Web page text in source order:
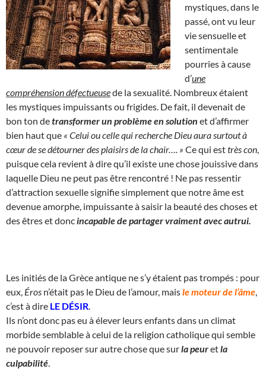
mystiques, dans le
passé, ont vu leur
vie sensuelle et
sentimentale
pourries à cause
d’une
compréhension défectueusede la sexualité. Nombreux étaient
les mystiques impuissants ou frigides. De fait, il devenait de
bon ton detransformer un problème en solution et d’affirmer
bien haut que « Celui ou celle qui recherche Dieu aura surtout à
cœur de se détourner des plaisirs de la chair…. » Ce qui esttrès con
puisque cela revient à dire qu’il existe une chose jouissive dans
laquelle Dieu ne peut pas être rencontré ! Ne pas ressentir
d’attraction sexuelle signifie simplement que notre âme est
devenue amorphe, impuissante à saisir la beauté des choses et
des êtres et donc incapable de partager vraiment avec autrui.
Les initiés de la Grèce antique ne s’y étaient pas trompés : pour
eux, Éros n’était pas le Dieu de l’amour, maisle moteur de l’âme
c’est à dire LE DÉSIR
Ils n’ont donc pas eu à élever leurs enfants dans un climat
morbide semblable à celui de la religion catholique qui semble
ne pouvoir reposer sur autre chose que surla peuretla
culpabilité